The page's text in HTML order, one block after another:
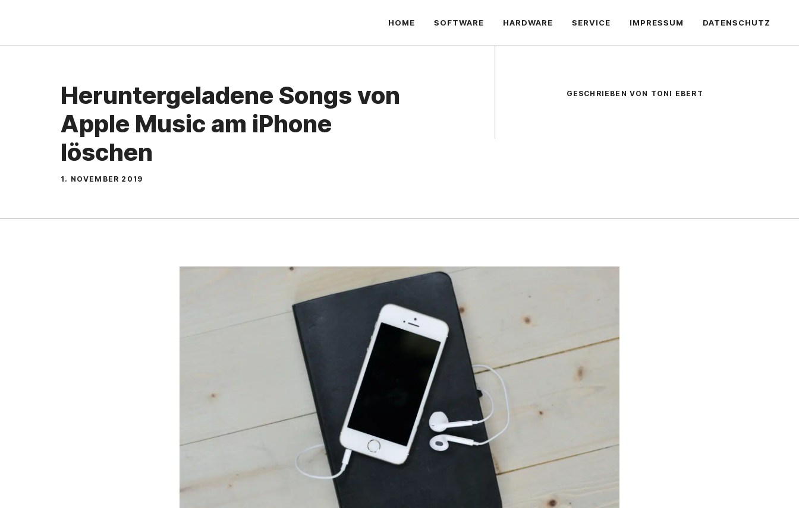
springen
HOME SOFTWARE HARDWARE SERVICE IMPRESSUM DATENSCHUTZ
Heruntergeladene Songs von
Apple Music am iPhone
löschen
1. NOVEMBER 2019
GESCHRIEBEN VON TONI EBERT